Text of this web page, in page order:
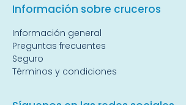
Información sobre cruceros
Información general
Preguntas frecuentes
Seguro
Términos y condiciones